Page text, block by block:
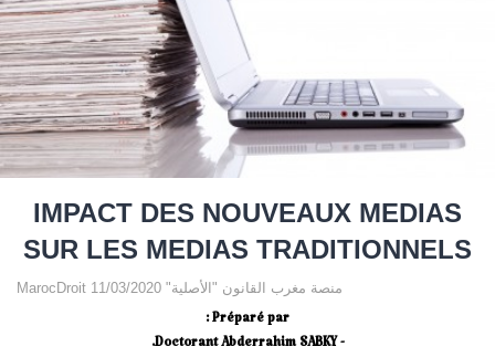
IMPACT DES NOUVEAUX MEDIAS
SUR LES MEDIAS TRADITIONNELS
MarocDroit منصة مغرب القانون "الأصلية" 11/03/2020
Préparé par :
- Doctorant Abderrahim SABKY.